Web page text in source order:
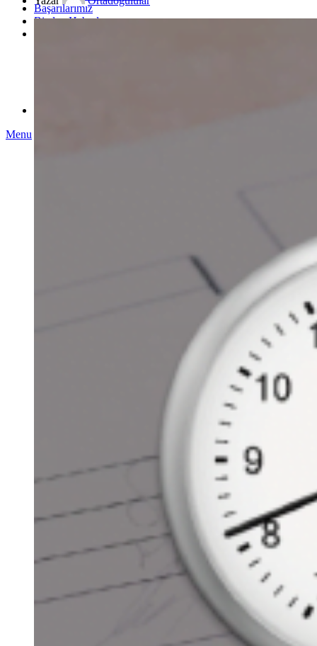
Başarılarımız
Bizden Haberler
Menu